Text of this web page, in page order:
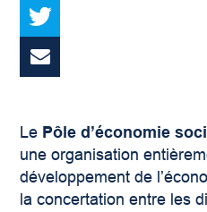
Le Pôle d’économie
une organisation
développement de
la concertation entre les